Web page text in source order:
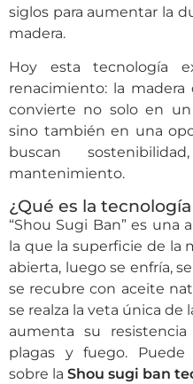
siglos para aumentar la
madera.
Hoy esta tecnología
renacimiento: la madera
convierte no solo en
sino también en una
buscan
mantenimiento.
¿Qué es la
“Shou Sugi Ban” es una
la que la superficie de la
abierta, luego se enfría,
se recubre con aceite
se realza la veta única de
aumenta su
plagas y fuego.
sobre la Shou sugi ban